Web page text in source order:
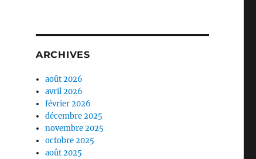
ARCHIVES
août 2026
avril 2026
février 2026
décembre 2025
novembre 2025
octobre 2025
août 2025